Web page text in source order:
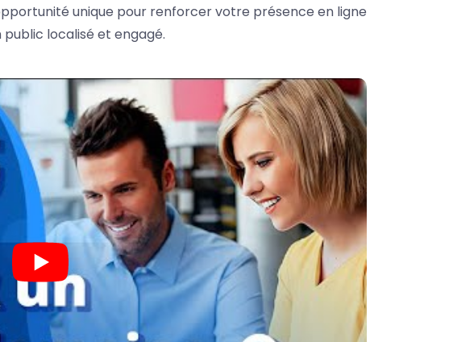
unique pour renforcer votre présence en ligne
localisé et engagé.